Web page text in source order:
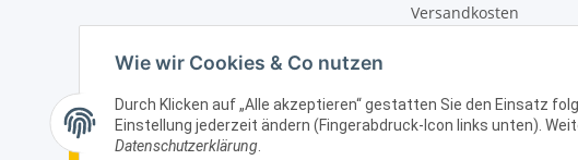
Wie wir Cookies & Co nutzen
Durch Klicken auf „Alle akzeptieren“ gestatten Sie den Einsatz
Einstellung jederzeit ändern (Fingerabdruck-Icon links unten).
Datenschutzerklärung.
Versandkosten
Vertrag widerrufen